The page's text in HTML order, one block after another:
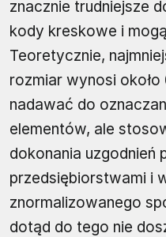
znacznie trudniejsze
kody kreskowe i
Teoretycznie,
rozmiar wynosi około
nadawać do
elementów, ale
dokonania uzgodnień
przedsiębiorstwami i
znormalizowanego
dotąd do tego nie